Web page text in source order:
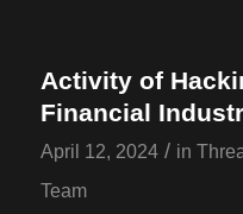
Activity of
Financial
April 12, 2024 / in
Team